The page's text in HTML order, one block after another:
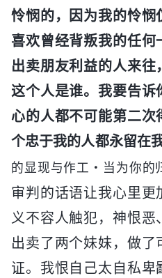
怜悯的，因为我的怜悯
喜欢曾经背叛我的任何
出卖朋友利益的人来
这个人是谁。我要告
心的人都不可能第二
个忠于我的人都永留在
的显现与作工・当为你的
审判的话语让我心里更
义不容人触犯，神恨
出卖了两个妹妹，做
证。我恨自己太自私